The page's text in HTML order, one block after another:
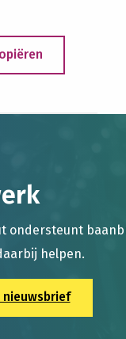
ondersteunt
helpen.
nieuwsbrief